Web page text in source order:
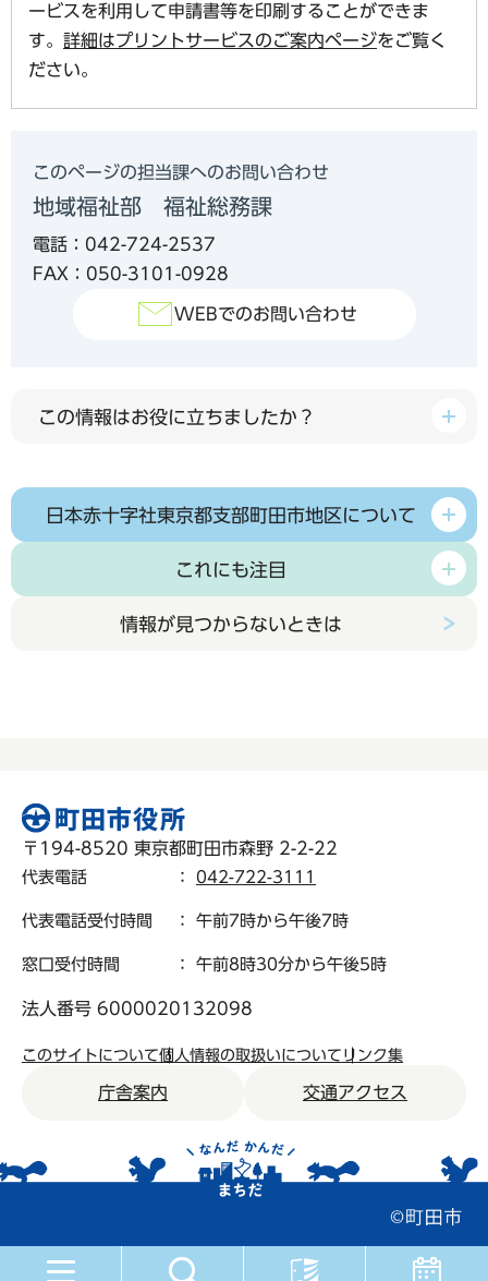
ービスを利用して申請書等を印刷することができま
す。 詳細はプリントサービスのご案内ページをご覧く
ださい。
このページの担当課へのお問い合わせ
地域福祉部 福祉総務課
電話：042-724-2537
FAX：050-3101-0928
WEBでのお問い合わせ
この情報はお役に立ちましたか？
日本赤十字社東京都支部町田市地区について
これにも注目
情報が見つからないときは
〒194-8520 東京都町田市森野 2-2-22
代表電話 ： 042-722-3111
代表電話受付時間 ： 午前7時から午後7時
窓口受付時間 ： 午前8時30分から午後5時
法人番号 6000020132098
このサイトについて個人情報の取扱いについて リンク集
庁舎案内 交通アクセス